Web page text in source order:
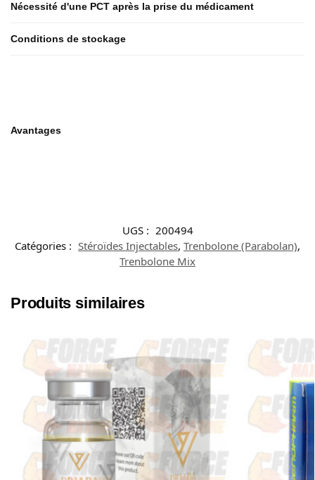
Nécessité d'une PCT après la prise du médicament
Conditions de stockage
Avantages
UGS : 200494
Catégories : Stéroïdes Injectables, Trenbolone (Parabolan),
Trenbolone Mix
Produits similaires